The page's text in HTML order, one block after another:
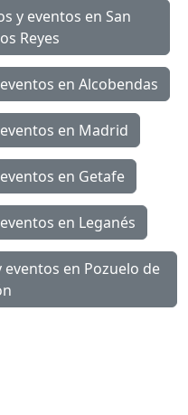
y eventos en San
Reyes
en Alcobendas
en Madrid
en Getafe
en Leganés
en Pozuelo de